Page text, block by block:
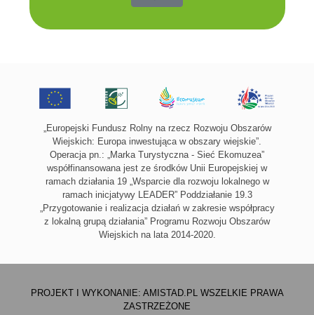
„Europejski Fundusz Rolny na rzecz Rozwoju Obszarów
Wiejskich: Europa inwestująca w obszary wiejskie”.
Operacja pn.: „Marka Turystyczna - Sieć Ekomuzea”
współfinansowana jest ze środków Unii Europejskiej w
ramach działania 19 „Wsparcie dla rozwoju lokalnego w
ramach inicjatywy LEADER” Poddziałanie 19.3
„Przygotowanie i realizacja działań w zakresie współpracy
z lokalną grupą działania” Programu Rozwoju Obszarów
Wiejskich na lata 2014-2020.
PROJEKT I WYKONANIE: AMISTAD.PL
WSZELKIE PRAWA
ZASTRZEŻONE